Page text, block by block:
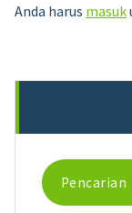
Anda harus masuk
Pencarian
untuk: